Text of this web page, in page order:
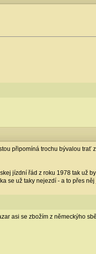
připomíná trochu bývalou trať
jízdní řád z roku 1978 tak už
se už taky nejezdí - a to přes
asi se zbožím z německýho